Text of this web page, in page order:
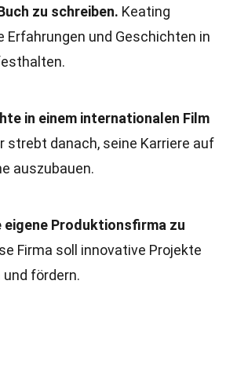
zu schreiben. Keating
Erfahrungen und Geschichten in
in einem internationalen Film
strebt danach, seine Karriere auf
auszubauen.
eigene Produktionsfirma zu
Firma soll innovative Projekte
fördern.